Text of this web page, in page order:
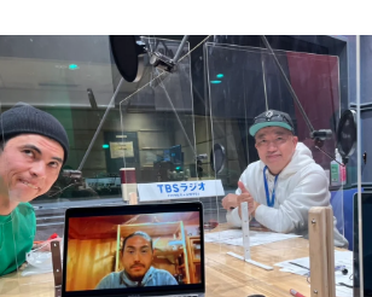
トピックス
TBS Podcast
お知らせ
イベント・グッズ
YouTube
会社情報